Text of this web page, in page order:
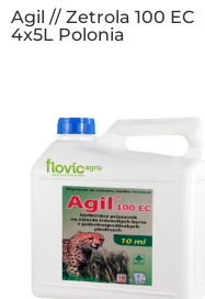
Agil // Zetrola 100 EC
4x5L Polonia